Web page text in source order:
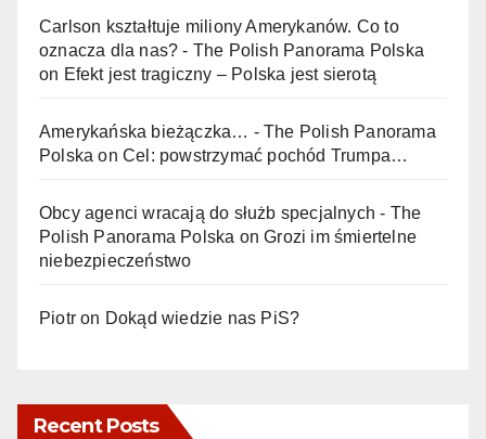
Carlson kształtuje miliony Amerykanów. Co to
oznacza dla nas? - The Polish Panorama Polska
on Efekt jest tragiczny – Polska jest sierotą
Amerykańska bieżączka… - The Polish Panorama
Polska onCel: powstrzymać pochód Trumpa…
Obcy agenci wracają do służb specjalnych - The
Polish Panorama Polska onGrozi im śmiertelne
niebezpieczeństwo
Piotr on Dokąd wiedzie nas PiS?
Recent Posts